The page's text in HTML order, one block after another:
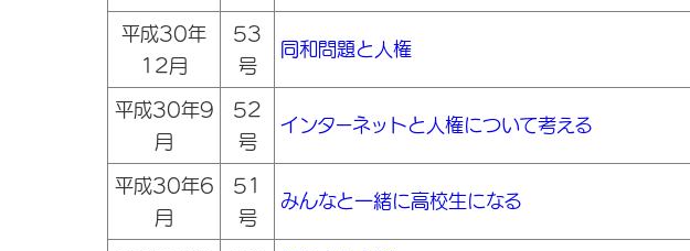
平成30年
12月
53
号
同和問題と人権
平成30年9
月
52
号
インターネットと人権について考える
平成30年6
月
51
号
みんなと一緒に高校生になる